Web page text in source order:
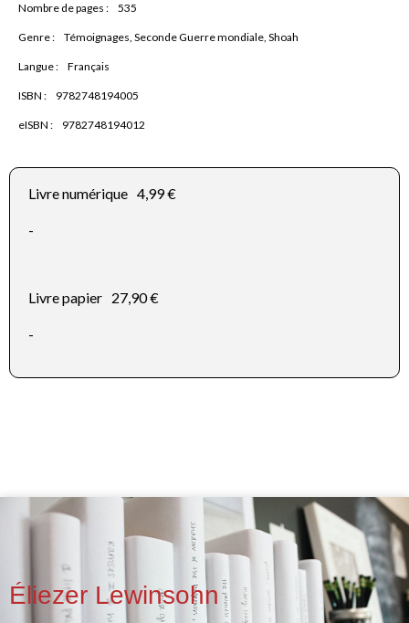
Nombre de pages : 535
Genre : Témoignages, Seconde Guerre mondiale, Shoah
Langue : Français
ISBN : 9782748194005
eISBN : 9782748194012
Livre numérique 4,99 €
-
Livre papier 27,90 €
-
Éliezer Lewinsohn